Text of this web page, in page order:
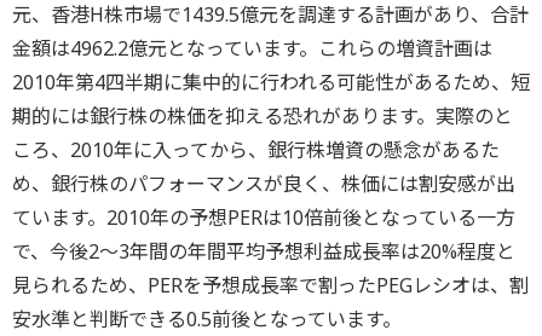
元、香港H株市場で1439.5億元を調達する計画があり、合計
金額は4962.2億元となっています。これらの増資計画は
2010年第4四半期に集中的に行われる可能性があるため、短
期的には銀行株の株価を抑える恐れがあります。実際のと
ころ、2010年に入ってから、銀行株増資の懸念があるた
め、銀行株のパフォーマンスが良く、株価には割安感が出
ています。2010年の予想PERは10倍前後となっている一方
で、今後2～3年間の年間平均予想利益成長率は20%程度と
見られるため、PERを予想成長率で割ったPEGレシオは、割
安水準と判断できる0.5前後となっています。